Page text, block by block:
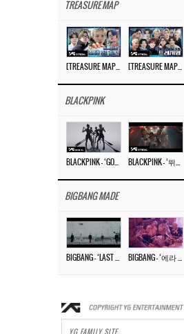
TREASURE MAP
BLACKPINK
BIGBANG MADE
YG FAMILY SITE